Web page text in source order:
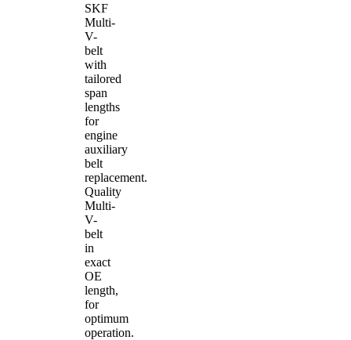
SKF
Multi-
V-
belt
with
tailored
span
lengths
for
engine
auxiliary
belt
replacement.
Quality
Multi-
V-
belt
in
exact
OE
length,
for
optimum
operation.